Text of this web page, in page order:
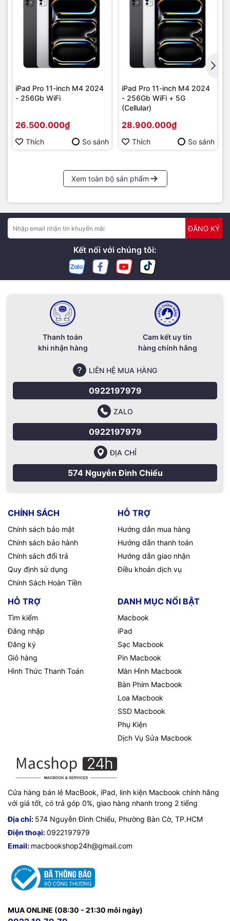
iPad Pro 11-inch M4 2024
- 256Gb WiFi
26.500.000₫
Thích So sánh
iPad Pro 11-inch M4 2024
- 256Gb WiFi + 5G
(Cellular)
28.900.000₫
Thích So sánh
Xem toàn bộ sản phẩm
ĐĂNG KÝ
Kết nối với chúng tôi:
Thanh toán
khi nhận hàng
Cam kết uy tín
hàng chính hãng
LIÊN HỆ MUA HÀNG
0922197979
ZALO
0922197979
ĐỊA CHỈ
574 Nguyễn Đình Chiểu
CHÍNH SÁCH
Chính sách bảo mật
Chính sách bảo hành
Chính sách đổi trả
Quy định sử dụng
Chính Sách Hoàn Tiền
HỖ TRỢ
Hướng dẫn mua hàng
Hướng dẫn thanh toán
Hướng dẫn giao nhận
Điều khoản dịch vụ
HỖ TRỢ
Tìm kiếm
Đăng nhập
Đăng ký
Giỏ hàng
Hình Thức Thanh Toán
DANH MỤC NỔI BẬT
Macbook
iPad
Sạc Macbook
Pin Macbook
Màn Hình Macbook
Bàn Phím Macbook
Loa Macbook
SSD Macbook
Phụ Kiện
Dịch Vụ Sửa Macbook
Cửa hàng bán lẻ MacBook, iPad, linh kiện Macbook chính hãng
với giá tốt, có trả góp 0%, giao hàng nhanh trong 2 tiếng
Địa chỉ: 574 Nguyễn Đình Chiểu, Phường Bàn Cờ, TP.HCM
Điện thoại:0922197979
Email: macbookshop24h@gmail.com
MUA ONLINE (08:30 - 21:30 mỗi ngày)